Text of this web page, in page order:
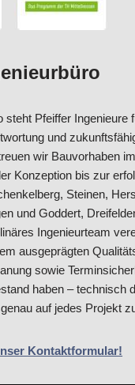
steht Pfeiffer Ingenieure
und
wir Bauvorhaben
Konzeption bis zur
Steinen,
und Goddert,
Ingenieurteam
ausgeprägten
sowie
haben – technisch
auf jedes Projekt
Kontaktformular!